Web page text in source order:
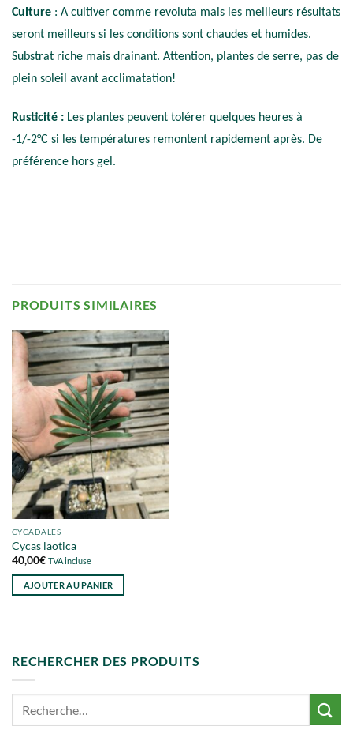
Culture : A cultiver comme revoluta mais les meilleurs résultats
seront meilleurs si les conditions sont chaudes et humides.
Substrat riche mais drainant. Attention, plantes de serre, pas de
plein soleil avant acclimatation!
Rusticité : Les plantes peuvent tolérer quelques heures à
-1/-2°C si les températures remontent rapidement après. De
préférence hors gel.
PRODUITS SIMILAIRES
CYCADALES
Cycas laotica
40,00€ TVA incluse
AJOUTER AU PANIER
RECHERCHER DES PRODUITS